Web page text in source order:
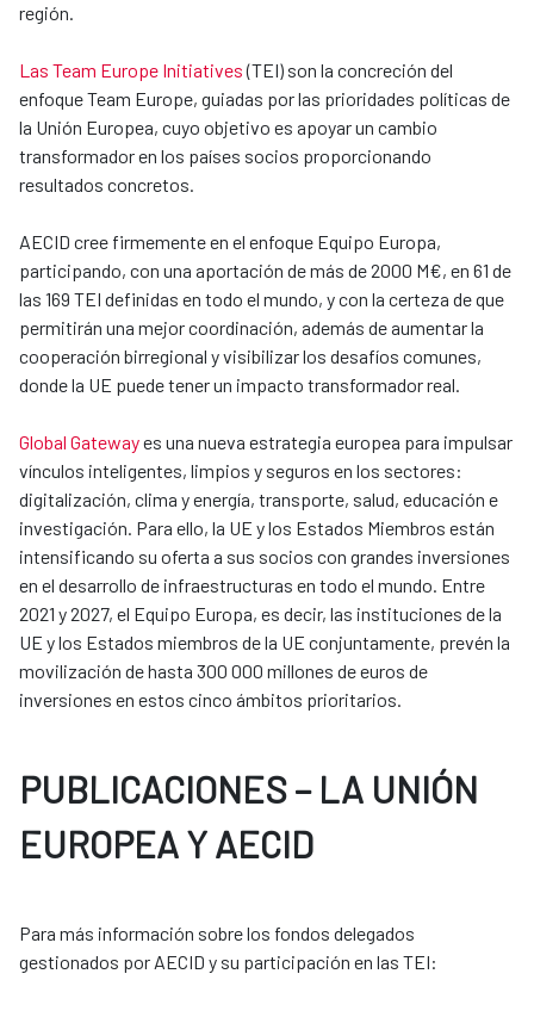
región.
Las Team Europe Initiatives(TEI) son la concreción del
enfoque Team Europe, guiadas por las prioridades políticas de
la Unión Europea, cuyo objetivo es apoyar un cambio
transformador en los países socios proporcionando
resultados concretos.
AECID cree firmemente en el enfoque Equipo Europa,
participando, con una aportación de más de 2000 M€, en 61 de
las 169 TEI definidas en todo el mundo, y con la certeza de que
permitirán una mejor coordinación, además de aumentar la
cooperación birregional y visibilizar los desafíos comunes,
donde la UE puede tener un impacto transformador real.
Global Gatewayes una nueva estrategia europea para impulsar
vínculos inteligentes, limpios y seguros en los sectores:
digitalización, clima y energía, transporte, salud, educación e
investigación. Para ello, la UE y los Estados Miembros están
intensificando su oferta a sus socios con grandes inversiones
en el desarrollo de infraestructuras en todo el mundo. Entre
2021 y 2027, el Equipo Europa, es decir, las instituciones de la
UE y los Estados miembros de la UE conjuntamente, prevén la
movilización de hasta 300 000 millones de euros de
inversiones en estos cinco ámbitos prioritarios.
PUBLICACIONES – LA UNIÓN
EUROPEA Y AECID
Para más información sobre los fondos delegados
gestionados por AECID y su participación en las TEI: